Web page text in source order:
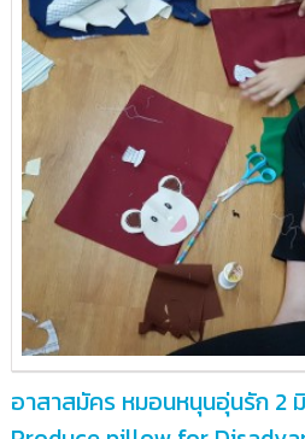
อาสาสมัคร หมอนหนุนอุ่นรัก 2